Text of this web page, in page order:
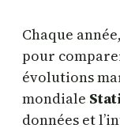
Chaque
pour
évolutions
mondiale
données et